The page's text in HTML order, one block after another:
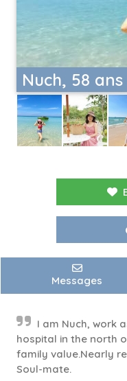
Nuch, 58 ans
Messages
I am Nuch, work
hospital in the north
family value.Nearly
Soul-mate.